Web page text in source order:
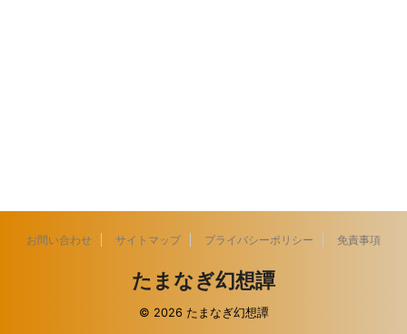
お問い合わせ サイトマップ プライバシーポリシー 免責事項
たまなぎ幻想譚
© 2026 たまなぎ幻想譚